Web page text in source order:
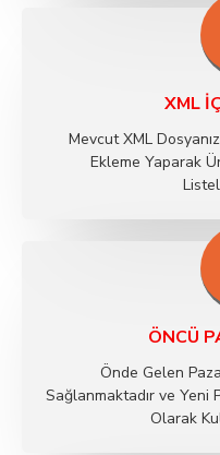
XML
Mevcut XML
Ekleme Yaparak
ÖNCÜ
Önde Gelen
Sağlanmaktadır ve Yeni
Olarak